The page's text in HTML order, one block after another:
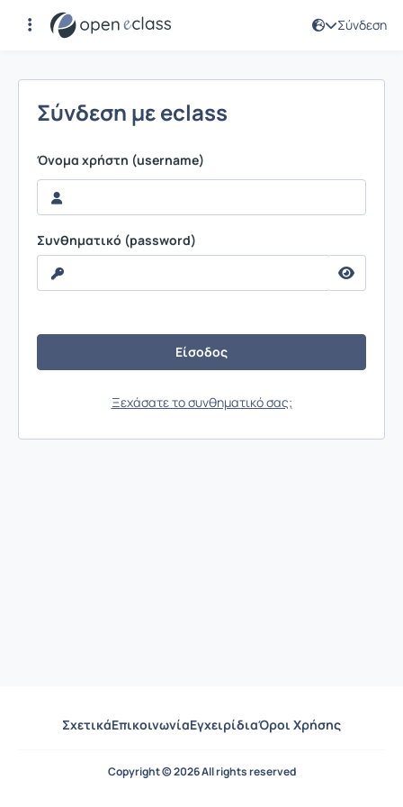
Σύνδεση
Σύνδεση
Σύνδεση με eclass
Όνομα χρήστη (username)
Συνθηματικό (password)
Ξεχάσατε το συνθηματικό σας;
ΣχετικάΕπικοινωνίαΕγχειρίδιαΌροι Χρήσης
Copyright © 2026 All rights reserved